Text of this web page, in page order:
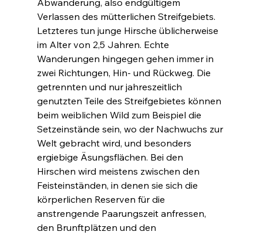
Abwanderung, also endgültigem
Verlassen des mütterlichen Streifgebiets.
Letzteres tun junge Hirsche üblicherweise
im Alter von 2,5 Jahren. Echte
Wanderungen hingegen gehen immer in
zwei Richtungen, Hin- und Rückweg. Die
getrennten und nur jahreszeitlich
genutzten Teile des Streifgebietes können
beim weiblichen Wild zum Beispiel die
Setzeinstände sein, wo der Nachwuchs zur
Welt gebracht wird, und besonders
ergiebige Äsungsflächen. Bei den
Hirschen wird meistens zwischen den
Feisteinständen, in denen sie sich die
körperlichen Reserven für die
anstrengende Paarungszeit anfressen,
den Brunftplätzen und den